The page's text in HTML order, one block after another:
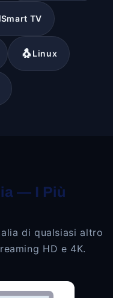
Smart TV
🐧 Linux
— I Più
di qualsiasi altro
HD e 4K.